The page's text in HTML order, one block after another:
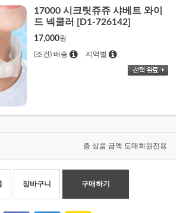
17000 시크릿쥬쥬 샤베트 와이
드 넥쿨러 [D1-726142]
17,000원
(조건) 배송 지역별
총 상품 금액 도매회원전용
장바구니 구매하기